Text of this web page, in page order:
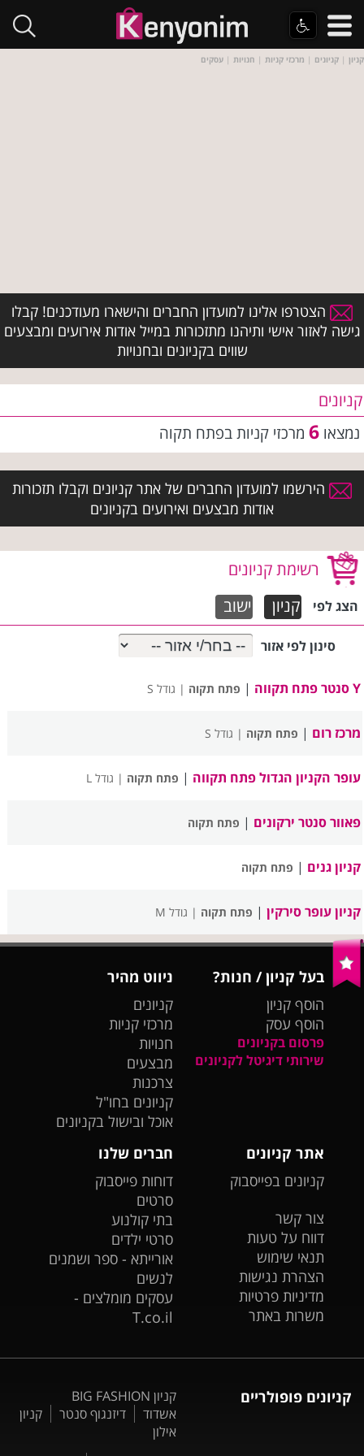
קניון | קניונים | מרכזי קניות | חנויות | עסקים
הצטרפו אלינו למועדון החברים והישארו מעודכנים! קבלו
גישה לאזור אישי ותיהנו מתזכורות במייל אודות אירועים ומבצעים
שווים בקניונים ובחנויות
קניונים
נמצאו 6 מרכזי קניות בפתח תקוה
הירשמו למועדון החברים של אתר קניונים וקבלו תזכורות
אודות מבצעים ואירועים בקניונים
רשימת קניונים
הצגלפי קניון ישוב
סינון לפי אזור
Y סנטר פתח תקווה | פתח תקוה | גודל S
מרכז רום | פתח תקוה | גודל S
עופר הקניון הגדול פתח תקווה | פתח תקוה | גודל L
פאוור סנטר ירקונים | פתח תקוה
קניון גנים | פתח תקוה
קניון עופר סירקין | פתח תקוה | גודל M
בעל קניון / חנות?
הוסף קניון
הוסף עסק
פרסום בקניונים
שירותי דיגיטל לקניונים
ניווט מהיר
קניונים
מרכזי קניות
חנויות
מבצעים
צרכנות
קניונים בחו"ל
אוכל ובישול בקניונים
אתר קניונים
קניונים בפייסבוק
צור קשר
דווח על טעות
תנאי שימוש
הצהרת נגישות
מדיניות פרטיות
משרות באתר
חברים שלנו
דוחות פייסבוק
סרטים
בתי קולנוע
סרטי ילדים
אורייתא - ספר ושמנים
לנשים
עסקים מומלצים -
T.co.il
קניונים פופולריים
קניון BIG FASHION
אשדוד
דיזנגוף סנטר
קניון
אילון